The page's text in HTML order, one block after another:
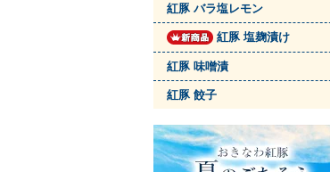
紅豚 バラ塩レモン
紅豚 塩麹漬け
紅豚 味噌漬
紅豚 餃子